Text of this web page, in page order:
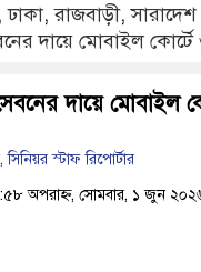
মোবাইল
যাচ্ছে
,ঢাকা,রাজবাড়ী,সারাদেশ
দায়ে মোবাইল
দায়ে মোবাইল
স্টাফ রিপোর্টার
অপরাহ্ন, সোমবার, ১ জুন